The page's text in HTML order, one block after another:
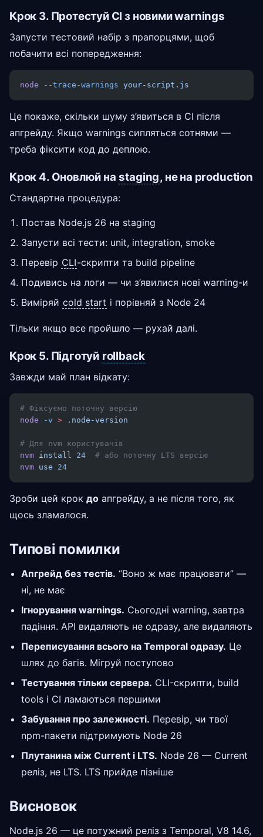
Крок 3. Протестуй CI з новими warnings
Запусти тестовий набір з прапорцями, щоб
побачити всі попередження:
node --trace-warnings your-script.js
Це покаже, скільки шуму з’явиться в CI після
апгрейду. Якщо warnings сипляться сотнями —
треба фіксити код до деплою.
Крок 4. Оновлюй на staging, не на production
Стандартна процедура:
Постав Node.js 26 на staging
Запусти всі тести: unit, integration, smoke
Перевір CLI-скрипти та build pipeline
Подивись на логи — чи з’явилися нові warning-и
Виміряй cold start і порівняй з Node 24
Тільки якщо все пройшло — рухай далі.
Крок 5. Підготуй rollback
Завжди май план відкату:
# Фіксуємо поточну версію
node -v > .node-version
# Для nvm користувачів
nvm install 24
  # або поточну LTS версію
nvm use 24
Зроби цей крок до апгрейду, а не після того, як
щось зламалося.
Типові помилки
Апгрейд без тестів. “Воно ж має працювати” —
ні, не має
Ігнорування warnings. Сьогодні warning, завтра
падіння. API видаляють не одразу, але видаляють
Переписування всього на Temporal одразу. Це
шлях до багів. Мігруй поступово
Тестування тільки сервера. CLI-скрипти, build
tools і CI ламаються першими
Забування про залежності. Перевір, чи твої
npm-пакети підтримують Node 26
Плутанина між Current і LTS. Node 26 — Current
реліз, не LTS. LTS прийде пізніше
Висновок
Node.js 26 — це потужний реліз з Temporal, V8 14.6,